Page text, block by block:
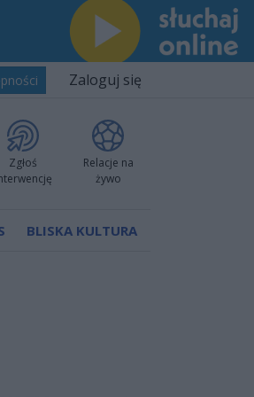
Zaloguj się
Zgłoś
Relacje na
żywo
BLISKA KULTURA